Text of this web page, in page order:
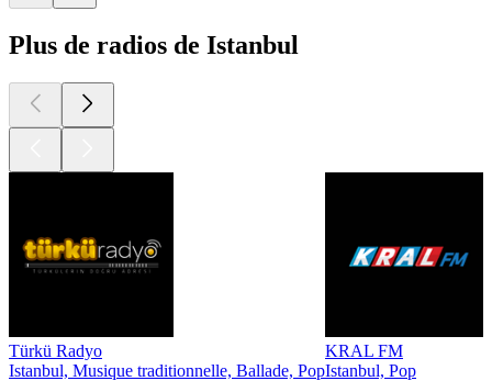
Plus de radios de Istanbul
Türkü Radyo
Istanbul, Musique traditionnelle, Ballade, Pop
KRAL FM
Istanbul, Pop